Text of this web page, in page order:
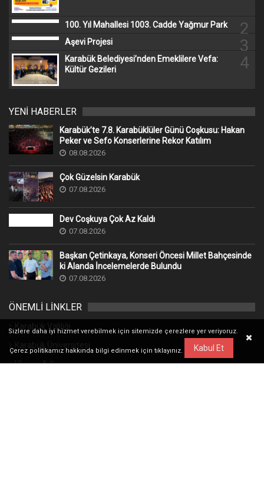
100. Yıl Mahallesi 1003. Cadde Yağmur Park 2
Aşevi Projesi 3
Karabük Belediyesi’nden Emeklilere Vefa:
Kültür Gezileri
4
YENİ HABERLER
Karabük’te 7.8. Karabüklüler Günü Coşkusu: Hakan
Peker ve Sefo Konserlerine Rekor Katılım
08.08.2026
Çok Güzelsin Karabük
07.08.2026
Dev Coşkuya Çok Az Kaldı
07.08.2026
Başkan Çetinkaya, Konseri Öncesi Millet Bahçesinde
ki Alanda İncelemelerde Bulundu
07.08.2026
ÖNEMLİ LİNKLER
Ulaşım A.Ş.
Sizlere daha iyi hizmet verebilmek için sitemizde çerezlere yer veriyoruz.
Çerez politikamız hakkında bilgi edinmek için tıklayınız. Kabul Et